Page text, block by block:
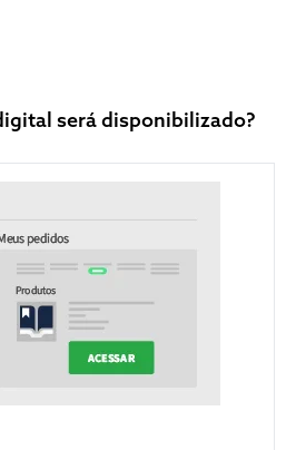
será disponibilizado?